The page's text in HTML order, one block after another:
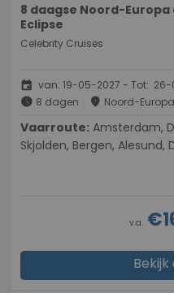
8 daagse Noord-
Eclipse
Celebrity Cruises
event van: 19-05-2027 - Tot:
schedule 8 dagen place Noord-Europa
Vaarroute:
Skjolden, Bergen,
v.a.
Bekijk